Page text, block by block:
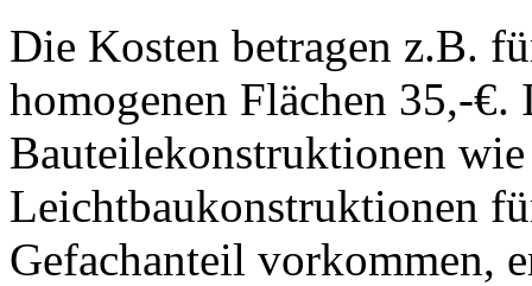
Die Kosten betragen z.B.
homogenen Flächen 35,-€.
Bauteilekonstruktionen
Leichtbaukonstruktionen
Gefachanteil vorkommen,